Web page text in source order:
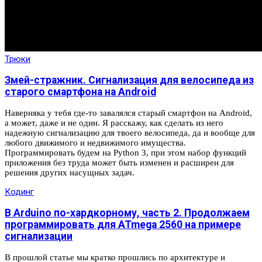
Трюки
Змей-стражник. Сигнализация для велосипеда из
старого смартфона на Android
Наверняка у тебя где-то завалялся старый смартфон на Android,
а может, даже и не один. Я расскажу, как сделать из него
надежную сигнализацию для твоего велосипеда, да и вообще для
любого движимого и недвижимого имущества.
Программировать будем на Python 3, при этом набор функций
приложения без труда может быть изменен и расширен для
решения других насущных задач.
Кодинг
В Arduino по-хардкорному, часть 2. Продолжаем
программировать для ATmega 2560 на примере
сигнализации
В прошлой статье мы кратко прошлись по архитектуре и